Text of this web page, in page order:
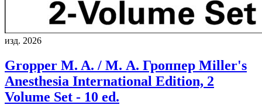
изд. 2026
Gropper M. A. / М. А. Гроппер Miller's
Anesthesia International Edition, 2
Volume Set - 10 ed.